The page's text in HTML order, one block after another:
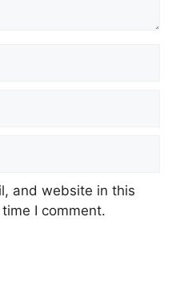
and website in this
I comment.